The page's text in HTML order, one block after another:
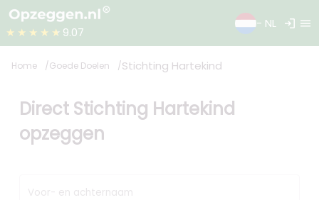
★★★★★ 9.07
- NL login menu
Home Goede Doelen Stichting Hartekind
Direct Stichting Hartekind
opzeggen
Voor- en achternaam